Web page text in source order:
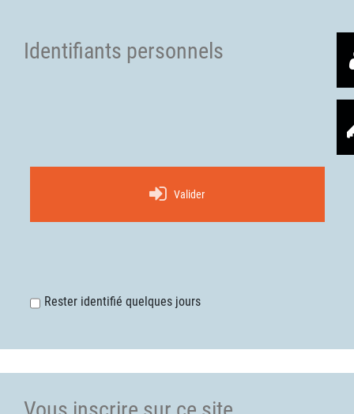
Identifiants personnels
Valider
Rester identifié quelques jours